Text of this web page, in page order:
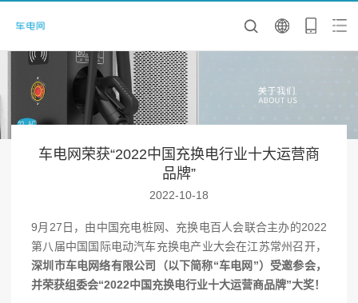
车电网荣获“2022中国充换电行业十大运营商
品牌”
2022-10-18
9月27日，由中国充电桩网、充换电百人会联合主办的2022
第八届中国国际电动汽车充换电产业大会在江苏常州召开，
深圳市车电网络有限公司（以下简称“车电网”）受邀参会，
并荣获组委会“2022中国充换电行业十大运营商品牌”大奖！